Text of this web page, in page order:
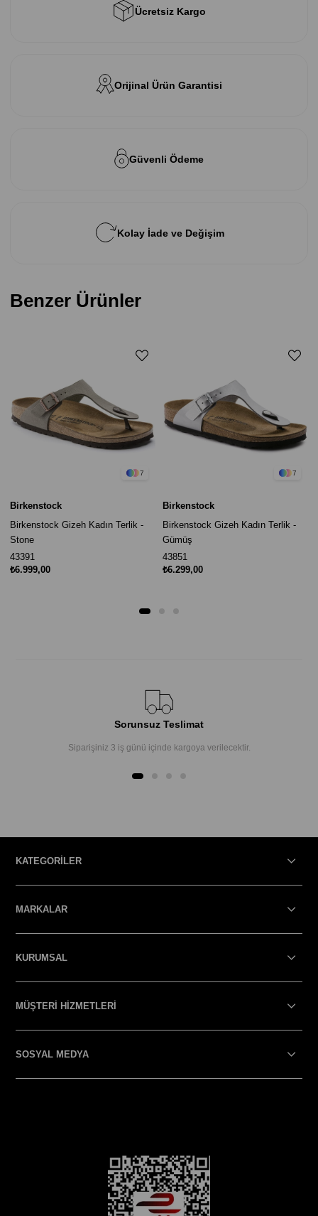
Ücretsiz Kargo
Orijinal Ürün Garantisi
Güvenli Ödeme
Kolay İade ve Değişim
Benzer Ürünler
7
Birkenstock
Birkenstock Gizeh Kadın Terlik -
Stone
43391
₺6.999,00
7
Birkenstock
Birkenstock Gizeh Kadın Terlik -
Gümüş
43851
₺6.299,00
Sorunsuz Teslimat
Siparişiniz 3 iş günü içinde kargoya verilecektir.
KATEGORİLER
MARKALAR
KURUMSAL
MÜŞTERİ HİZMETLERİ
SOSYAL MEDYA